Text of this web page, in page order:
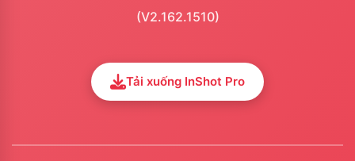
(V2.162.1510)
Tải xuống InShot Pro